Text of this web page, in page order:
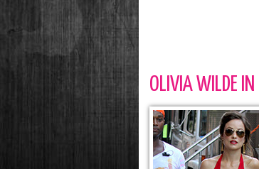
OLIVIA WILDE IN